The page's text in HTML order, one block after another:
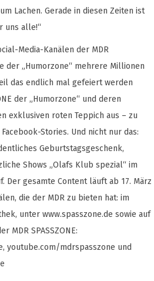
Lachen. Gerade in diesen Zeiten ist
uns alle!“
Media-Kanälen der MDR
der „Humorzone“ mehrere Millionen
das endlich mal gefeiert werden
der „Humorzone“ und deren
exklusiven roten Teppich aus – zu
Stories. Und nicht nur das:
Geburtstagsgeschenk,
Shows „Olafs Klub spezial“ im
Der gesamte Content läuft ab 17. März
die der MDR zu bieten hat: im
unter www.spasszone.de sowie auf
MDR SPASSZONE:
youtube.com/mdrspasszone und